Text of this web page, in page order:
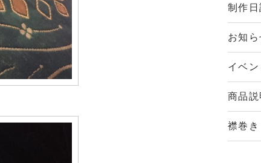
制作日
お知ら
イベ
商品説
襟巻き